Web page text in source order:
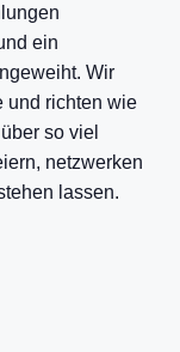
ein
Wir
und richten wie
so viel
netzwerken
lassen.